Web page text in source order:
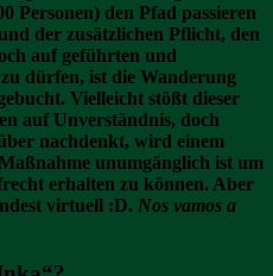
Personen) den Pfad passieren
der zusätzlichen Pflicht, den
auf geführten und
dürfen, ist die Wanderung
Vielleicht stößt dieser
auf Unverständnis, doch
nachdenkt, wird einem
unumgänglich ist um
erhalten zu können. Aber
virtuell :D. Nos vamos a